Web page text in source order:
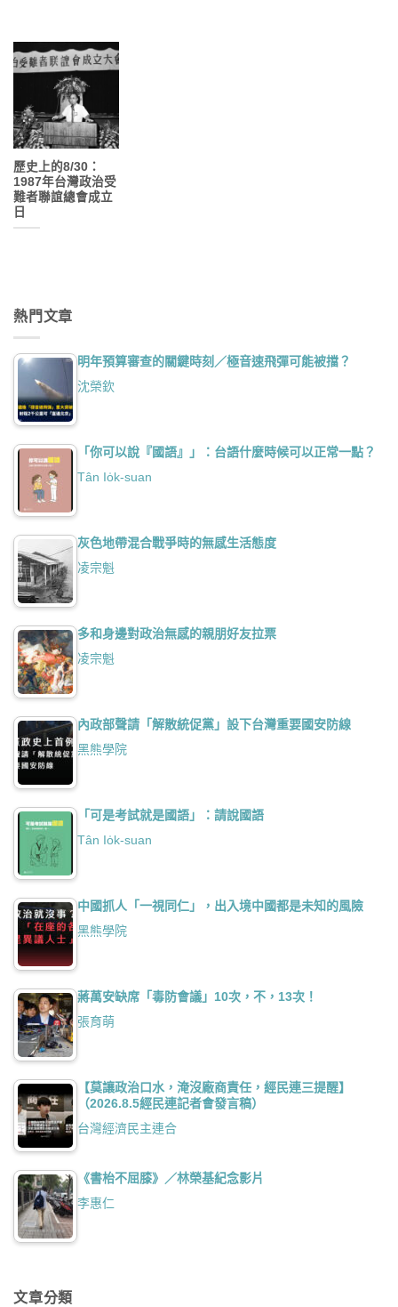
歷史上的8/30：
1987年台灣政治受
難者聯誼總會成立
日
熱門文章
明年預算審查的關鍵時刻／極音速飛彈可能被擋？
沈榮欽
「你可以說『國語』」：台語什麼時候可以正常一點？
Tân Io̍k-suan
灰色地帶混合戰爭時的無感生活態度
凌宗魁
多和身邊對政治無感的親朋好友拉票
凌宗魁
內政部聲請「解散統促黨」設下台灣重要國安防線
黑熊學院
「可是考試就是國語」：請說國語
Tân Io̍k-suan
中國抓人「一視同仁」，出入境中國都是未知的風險
黑熊學院
蔣萬安缺席「毒防會議」10次，不，13次！
張育萌
【莫讓政治口水，淹沒廠商責任，經民連三提醒】
（2026.8.5經民連記者會發言稿）
台灣經濟民主連合
《書枱不屈膝》／林榮基紀念影片
李惠仁
文章分類